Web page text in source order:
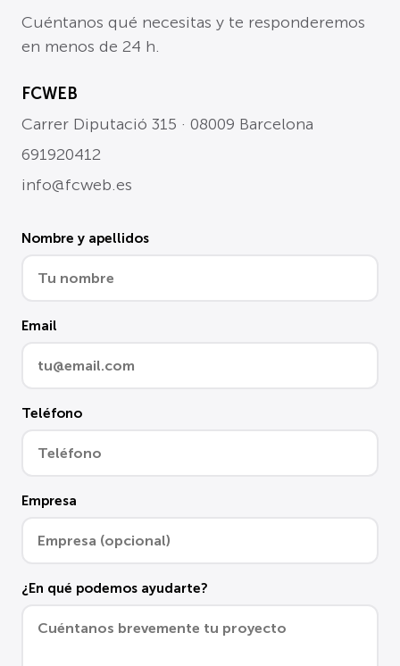
Cuéntanos qué necesitas y te responderemos
en menos de 24 h.
FCWEB
Carrer Diputació 315 · 08009 Barcelona
691920412
info@fcweb.es
Nombre y apellidos
Email
Teléfono
Empresa
¿En qué podemos ayudarte?